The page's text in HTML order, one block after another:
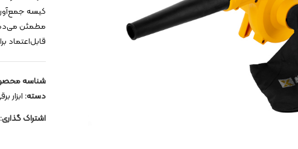
مطمئن
قابل‌اعتماد
شناسه
دسته:ابزار
اشتراک گذاری: